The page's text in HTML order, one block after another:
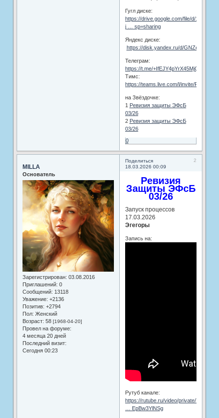
Гугл диске:
https://drive.google.com/file/d/1oF33-
j … sp=sharing
Яндекс диске:
https://disk.yandex.ru/d/
Телеграм:
https://t.me/+IfEJY4pYrX45MjQy
Тимс:
https://teams.live.com/l/invite/
на Звёздочке:
1 Ревизия защиты ЭФсБ
03/26
2 Ревизия защиты ЭФсБ
03/26
0
Поделиться
2
18.03.2026 00:09
MILLA
Основатель
Зарегистрирован: 03.08.2016
Приглашений: 0
Сообщений: 13118
Уважение: +2136
Позитив: +2794
Пол: Женский
Возраст: 58 [1968-04-20]
Провел на форуме:
4 месяца 20 дней
Последний визит:
Сегодня 00:23
Ревизия
Защиты ЭФсБ
03/26
Запуск процессов
17.03.2026
Эгегоры
Запись на:
Рутуб канале:
https://rutube.ru/video/private/70cd3ea
… EpBw3YlNSg